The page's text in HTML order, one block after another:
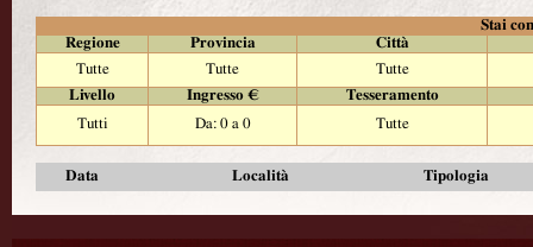
Stai
Regione
Provincia
Città
Tutte
Tutte
Tutte
Livello
Ingresso €
Tesseramento
Tutti
Da: 0 a 0 Tutte
Data Località Tipologia